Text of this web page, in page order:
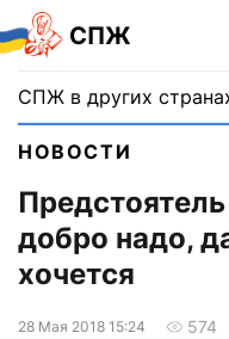
СПЖ
СПЖ в других
НОВОСТИ
добро надо,
хочется
28 Мая 2018 15:24 574